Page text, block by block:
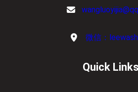
微信：
Quick Links